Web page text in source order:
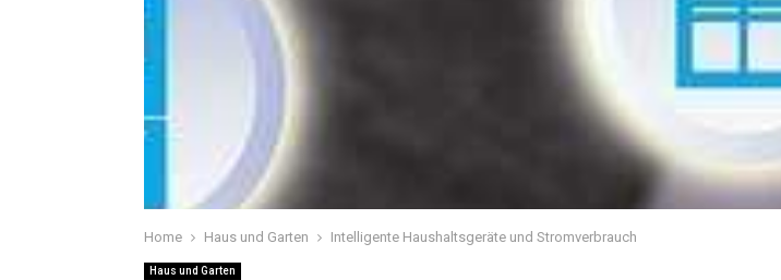
Home Haus und Garten Intelligente Haushaltsgeräte und Stromverbrauch
Haus und Garten